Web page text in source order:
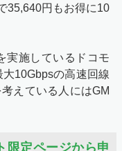
35,640円もお得に10
実施しているドコモ
10Gbpsの高速回線
えている人にはGM
限定ページから申